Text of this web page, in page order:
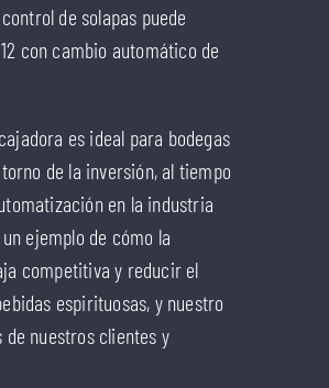
de solapas puede
con cambio automático de
es ideal para bodegas
de la inversión, al tiempo
en la industria
ejemplo de cómo la
competitiva y reducir el
espirituosas, y nuestro
nuestros clientes y